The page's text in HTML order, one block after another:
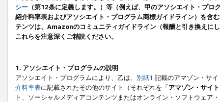
シー （第12条に定義します。）等（例えば、甲のアソシエイト・プ
紹介料率表およびアソシエイト・プログラム商標ガイドライン）を
テンツは、Amazonのコミュニティガイドライン（報酬と引き換えに
これらを注意深くご精読ください。
1. アソシエイト・プログラムの説明
アソシエイト・プログラムにより、乙は、 別紙1 記載のアマゾン・サ
介料率表に記載されたその他のサイト（それぞれを「アマゾン・サイト
ト、ソーシャルメディアコンテンツまたはオンライン・ソフトウェア